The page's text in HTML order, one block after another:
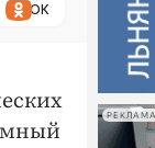
ОК
РЕКЛАМА